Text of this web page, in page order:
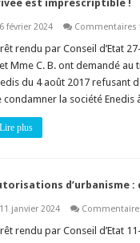
est imprescriptible !
6 février 2024 Commentaires
rendu par Conseil d’Etat
Mme C. B. ont demandé
du 4 août 2017 refusant
condamner la société
Lire plus
d’urbanisme :
11 janvier 2024
rendu par Conseil d’Etat